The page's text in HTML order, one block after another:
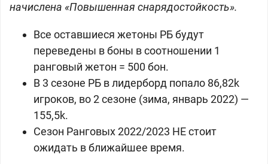
начислена «Повышенная снарядостойкость».
Все оставшиеся жетоны РБ будут
переведены в боны в соотношении 1
ранговый жетон = 500 бон.
В 3 сезоне РБ в лидерборд попало 86,82k
игроков, во 2 сезоне (зима, январь 2022) —
155,5k.
Сезон Ранговых 2022/2023 НЕ стоит
ожидать в ближайшее время.